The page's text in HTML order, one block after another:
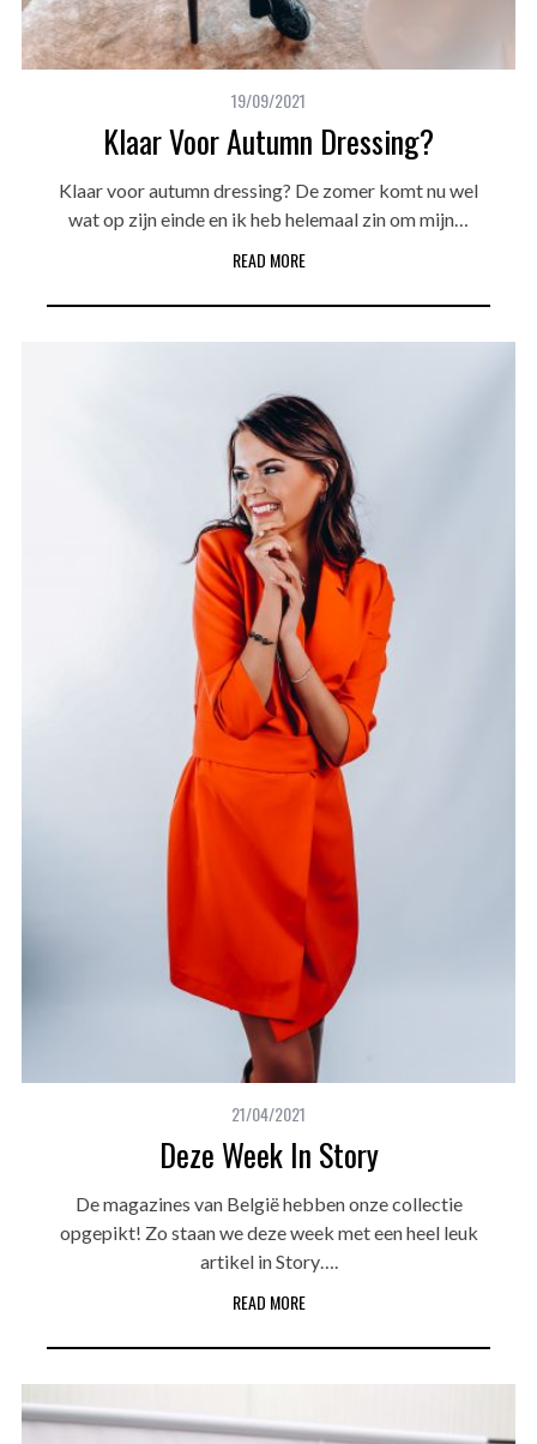
19/09/2021
Klaar Voor Autumn Dressing?
Klaar voor autumn dressing? De zomer komt nu wel
wat op zijn einde en ik heb helemaal zin om mijn…
READ MORE
21/04/2021
Deze Week In Story
De magazines van België hebben onze collectie
opgepikt! Zo staan we deze week met een heel leuk
artikel in Story….
READ MORE